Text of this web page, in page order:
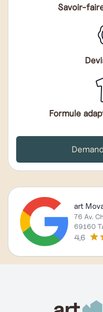
Savoir-
Formule
art
76 Av.
69160
4,6